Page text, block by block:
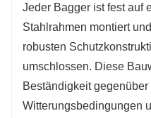
Jeder Bagger ist fest auf
Stahlrahmen montiert
robusten
umschlossen. Diese
Beständigkeit gegenüber
Witterungsbedingungen